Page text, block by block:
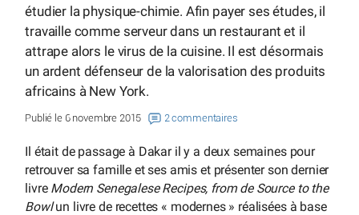
étudier la physique-chimie. Afin payer ses études, il
travaille comme serveur dans un restaurant et il
attrape alors le virus de la cuisine. Il est désormais
un ardent défenseur de la valorisation des produits
africains à New York.
Publié le 6 novembre 2015 2 commentaires
Il était de passage à Dakar il y a deux semaines pour
retrouver sa famille et ses amis et présenter son dernier
livre Modern Senegalese Recipes, from de Source to the
Bowlun livre de recettes « modernes » réalisées à base